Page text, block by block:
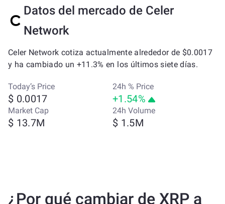
Datos del mercado de Celer
Network
Celer Network cotiza actualmente alrededor de $0.0017
y ha cambiado un +11.3% en los últimos siete días.
Today’s Price
$ 0.0017
24h % Price
+1.54%
Market Cap
$ 13.7M
24h Volume
$ 1.5M
¿Por qué cambiar de XRP a